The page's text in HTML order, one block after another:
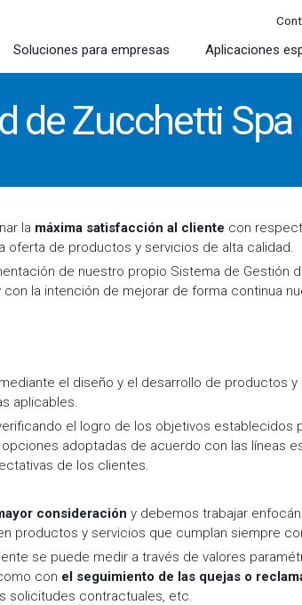
Soluciones para empresas Aplicaciones
de Zucchetti Spa
la máxima satisfacción al cliente con
oferta de productos y servicios de alta calidad.
de nuestro propio Sistema de Gestión
con la intención de mejorar de forma continua
mediante el diseño y el desarrollo de productos
aplicables.
el logro de los objetivos establecidos
adoptadas de acuerdo con las líneas
de los clientes.
consideración y debemos trabajar
productos y servicios que cumplan siempre
se puede medir a través de valores
con el seguimiento de las quejas o
solicitudes contractuales, etc.